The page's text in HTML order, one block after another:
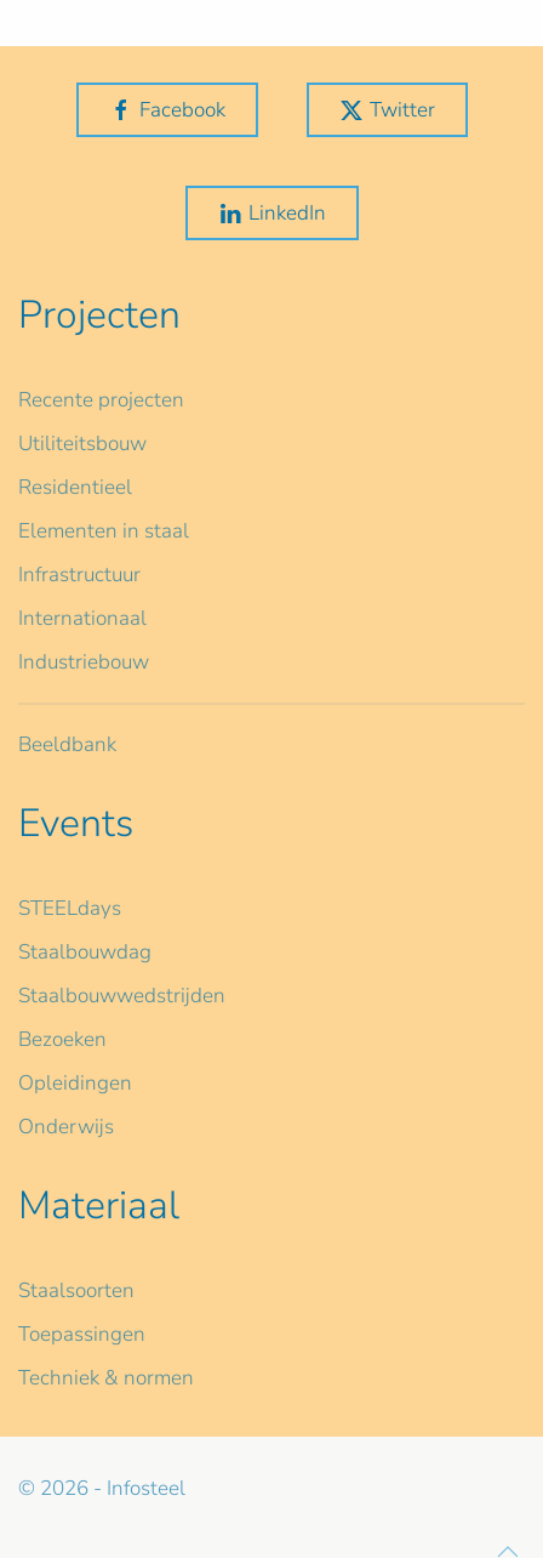
Facebook Twitter
LinkedIn
Projecten
Recente projecten
Utiliteitsbouw
Residentieel
Elementen in staal
Infrastructuur
Internationaal
Industriebouw
Beeldbank
Events
STEELdays
Staalbouwdag
Staalbouwwedstrijden
Bezoeken
Opleidingen
Onderwijs
Materiaal
Staalsoorten
Toepassingen
Techniek & normen
© 2026 - Infosteel